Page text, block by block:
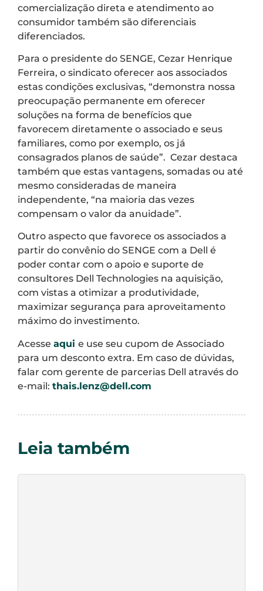
comercialização direta e atendimento ao
consumidor também são diferenciais
diferenciados.
Para o presidente do SENGE, Cezar Henrique
Ferreira, o sindicato oferecer aos associados
estas condições exclusivas, “demonstra nossa
preocupação permanente em oferecer
soluções na forma de benefícios que
favorecem diretamente o associado e seus
familiares, como por exemplo, os já
consagrados planos de saúde”. Cezar destaca
também que estas vantagens, somadas ou até
mesmo consideradas de maneira
independente, “na maioria das vezes
compensam o valor da anuidade”.
Outro aspecto que favorece os associados a
partir do convênio do SENGE com a Dell é
poder contar com o apoio e suporte de
consultores Dell Technologies na aquisição,
com vistas a otimizar a produtividade,
maximizar segurança para aproveitamento
máximo do investimento.
Acesse aqui e use seu cupom de Associado
para um desconto extra. Em caso de dúvidas,
falar com gerente de parcerias Dell através do
e-mail: thais.lenz@dell.com
Leia também